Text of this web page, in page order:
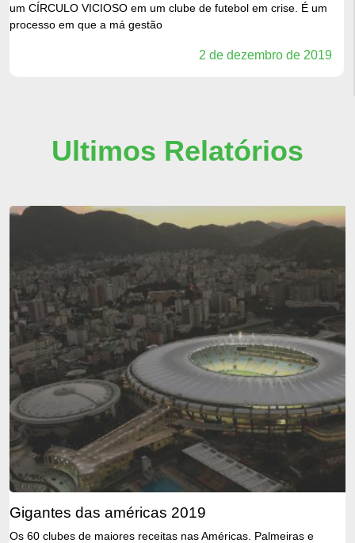
um CÍRCULO VICIOSO em um clube de futebol em crise. É um
processo em que a má gestão
2 de dezembro de 2019
Ultimos Relatórios
gigantes das américas 2019
Os 60 clubes de maiores receitas nas Américas. Palmeiras e